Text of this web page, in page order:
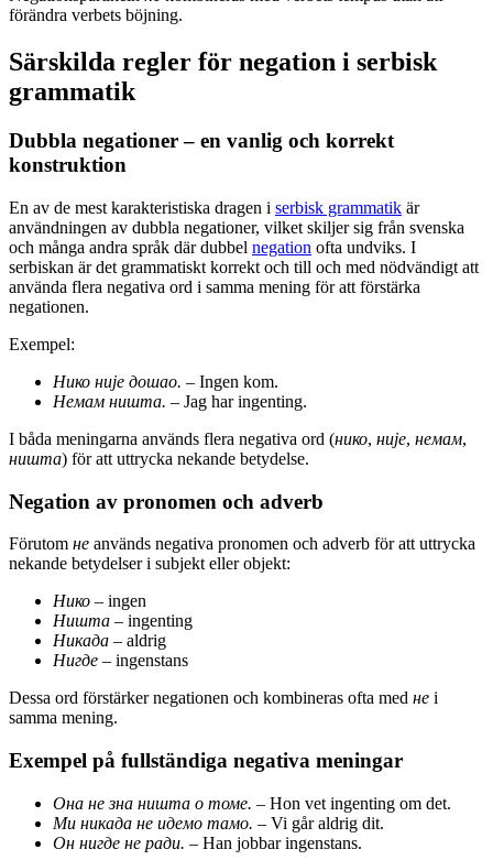
förändra verbets böjning.
Särskilda regler för negation i serbisk
grammatik
Dubbla negationer – en vanlig och korrekt
konstruktion
En av de mest karakteristiska dragen i serbisk grammatik är
användningen av dubbla negationer, vilket skiljer sig från svenska
och många andra språk där dubbel negation ofta undviks. I
serbiskan är det grammatiskt korrekt och till och med nödvändigt att
använda flera negativa ord i samma mening för att förstärka
negationen.
Exempel:
Нико није дошао. – Ingen kom.
Немам ништа. – Jag har ingenting.
I båda meningarna används flera negativa ord (нико, није, немам,
ништа) för att uttrycka nekande betydelse.
Negation av pronomen och adverb
Förutom не används negativa pronomen och adverb för att uttrycka
nekande betydelser i subjekt eller objekt:
Нико – ingen
Ништа – ingenting
Никада – aldrig
Нигде – ingenstans
Dessa ord förstärker negationen och kombineras ofta med не i
samma mening.
Exempel på fullständiga negativa meningar
Она не зна ништа о томе. – Hon vet ingenting om det.
Ми никада не идемо тамо. – Vi går aldrig dit.
Он нигде не ради. – Han jobbar ingenstans.